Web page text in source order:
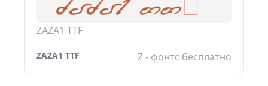
ZAZA1 TTF
ZAZA1 TTF Z - фонтс бесплатно